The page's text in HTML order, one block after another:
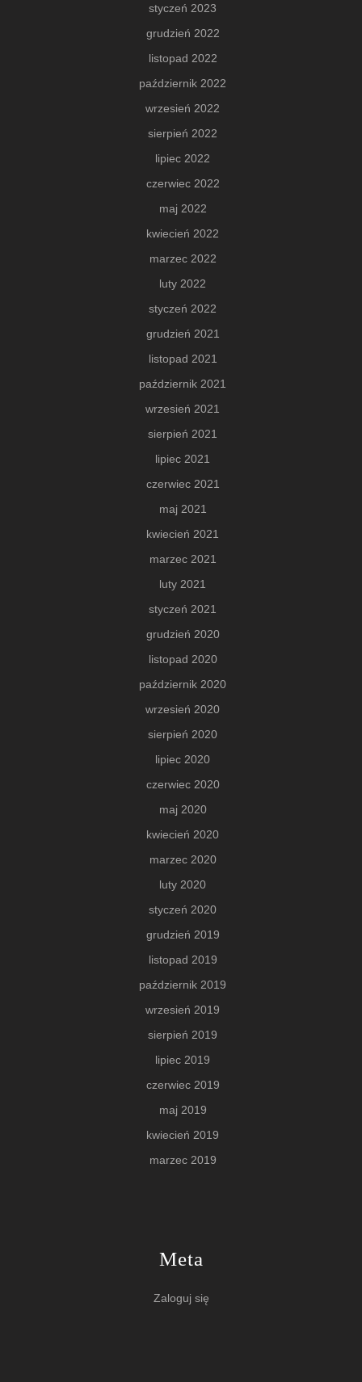
styczeń 2023
grudzień 2022
listopad 2022
październik 2022
wrzesień 2022
sierpień 2022
lipiec 2022
czerwiec 2022
maj 2022
kwiecień 2022
marzec 2022
luty 2022
styczeń 2022
grudzień 2021
listopad 2021
październik 2021
wrzesień 2021
sierpień 2021
lipiec 2021
czerwiec 2021
maj 2021
kwiecień 2021
marzec 2021
luty 2021
styczeń 2021
grudzień 2020
listopad 2020
październik 2020
wrzesień 2020
sierpień 2020
lipiec 2020
czerwiec 2020
maj 2020
kwiecień 2020
marzec 2020
luty 2020
styczeń 2020
grudzień 2019
listopad 2019
październik 2019
wrzesień 2019
sierpień 2019
lipiec 2019
czerwiec 2019
maj 2019
kwiecień 2019
marzec 2019
Meta
Zaloguj się